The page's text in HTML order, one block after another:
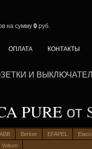
на сумму 0 руб.
ОПЛАТА КОНТАКТЫ
И
PURE от
ABB Berker EFAPEL
Voltum